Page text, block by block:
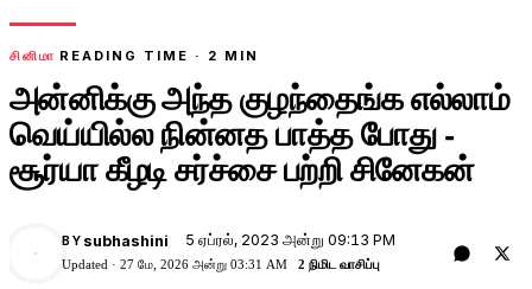
சினிமா READING TIME · 2 MIN
அன்னிக்கு அந்த குழந்தைங்க எல்லாம்
வெய்யில்ல நின்னத பாத்த போது -
சூர்யா கீழடி சர்ச்சை பற்றி சினேகன்
BY subhashini 5 ஏப்ரல், 2023 அன்று 09:13 PM
Updated · 27 மே, 2026 அன்று 03:31 AM 2 நிமிட வாசிப்பு